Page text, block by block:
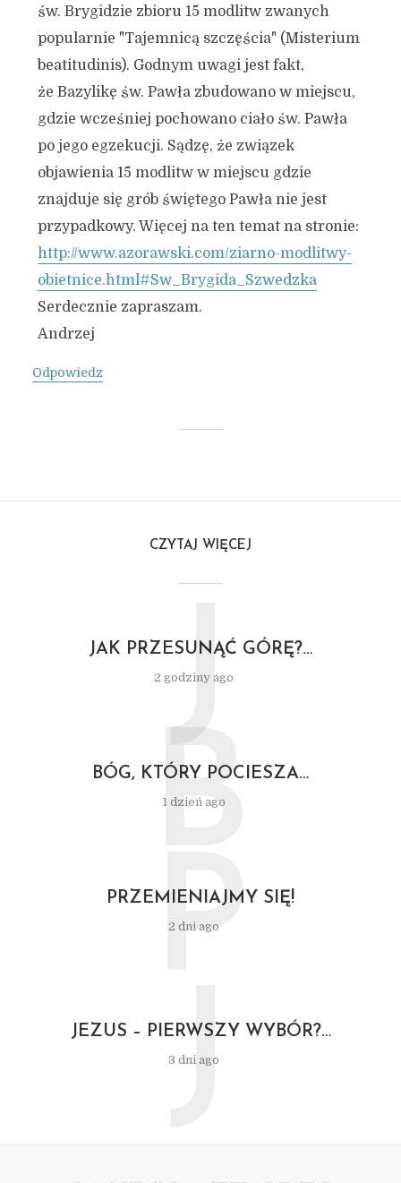
św. Brygidzie zbioru 15 modlitw zwanych
popularnie "Tajemnicą szczęścia" (Misterium
beatitudinis). Godnym uwagi jest fakt,
że Bazylikę św. Pawła zbudowano w miejscu,
gdzie wcześniej pochowano ciało św. Pawła
po jego egzekucji. Sądzę, że związek
objawienia 15 modlitw w miejscu gdzie
znajduje się grób świętego Pawła nie jest
przypadkowy. Więcej na ten temat na stronie:
http://www.azorawski.com/ziarno-modlitwy-
obietnice.html#Sw_Brygida_Szwedzka
Serdecznie zapraszam.
Andrzej
Odpowiedz
CZYTAJ WIĘCEJ
JAK PRZESUNĄĆ GÓRĘ?…
2 godziny ago
J
BÓG, KTÓRY POCIESZA…
1 dzień ago
B
PRZEMIENIAJMY SIĘ!
2 dni ago
P
JEZUS – PIERWSZY WYBÓR?…
3 dni ago
J